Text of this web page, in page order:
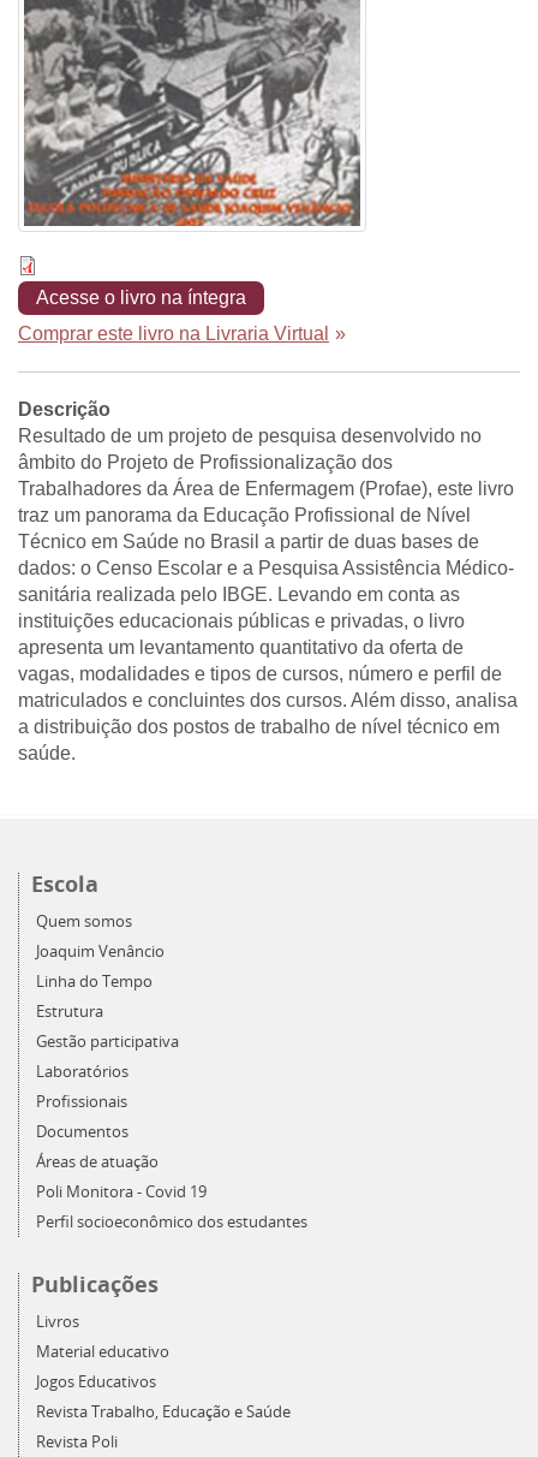
Acesse o livro na íntegra
Comprar este livro na Livraria Virtual »
Descrição
Resultado de um projeto de pesquisa desenvolvido no
âmbito do Projeto de Profissionalização dos
Trabalhadores da Área de Enfermagem (Profae), este livro
traz um panorama da Educação Profissional de Nível
Técnico em Saúde no Brasil a partir de duas bases de
dados: o Censo Escolar e a Pesquisa Assistência Médico-
sanitária realizada pelo IBGE. Levando em conta as
instituições educacionais públicas e privadas, o livro
apresenta um levantamento quantitativo da oferta de
vagas, modalidades e tipos de cursos, número e perfil de
matriculados e concluintes dos cursos. Além disso, analisa
a distribuição dos postos de trabalho de nível técnico em
saúde.
Escola
Quem somos
Joaquim Venâncio
Linha do Tempo
Estrutura
Gestão participativa
Laboratórios
Profissionais
Documentos
Áreas de atuação
Poli Monitora - Covid 19
Perfil socioeconômico dos estudantes
Publicações
Livros
Material educativo
Jogos Educativos
Revista Trabalho, Educação e Saúde
Revista Poli